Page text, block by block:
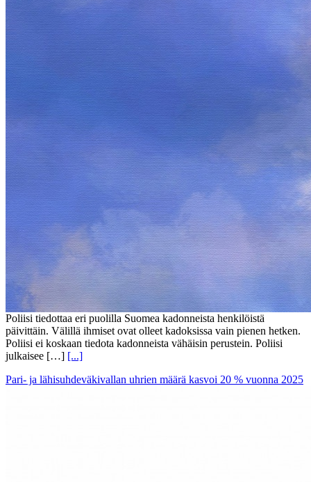
Poliisi tiedottaa eri puolilla Suomea kadonneista henkilöistä
päivittäin. Välillä ihmiset ovat olleet kadoksissa vain pienen hetken.
Poliisi ei koskaan tiedota kadonneista vähäisin perustein. Poliisi
julkaisee […] [...]
Pari- ja lähisuhdeväkivallan uhrien määrä kasvoi 20 % vuonna 2025